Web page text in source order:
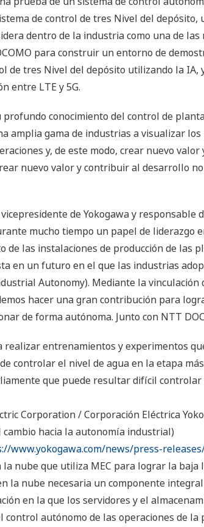
de control de tres Nivel del
dentro de la industria como una de las
para construir un entorno de
de tres Nivel del depósito utilizando la
entre LTE y 5G.
profundo conocimiento del control de
amplia gama de industrias a visualizar
y, de este modo, crear nuevo
nuevo valor y contribuir al desarrollo
de Yokogawa y responsable
mucho tiempo un papel de
de las instalaciones de producción de las
en un futuro en el que las industrias
Autonomy). Mediante la vinculación
hacer una gran contribución para
de forma autónoma. Junto con NTT
realizar entrenamientos y experimentos
controlar el nivel de agua en la etapa
que puede resultar difícil
Corporation / Corporación Eléctrica
cambio hacia la autonomía industrial)
www.yokogawa.com/news/press-
nube que utiliza MEC para lograr la
la nube necesaria un componente integral
en la que los servidores y el
control autónomo de las operaciones de